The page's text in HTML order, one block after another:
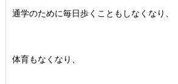
通学のために毎日歩くこともしなくなり、
体育もなくなり、